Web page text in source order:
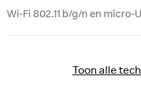
Wi-Fi 802.11 b/g/n en micro-
Toon alle
Toon alle